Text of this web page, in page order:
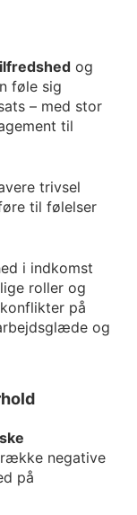
og
føle sig
– med stor
til
trivsel
til følelser
i indkomst
roller og
på
og
negative
på